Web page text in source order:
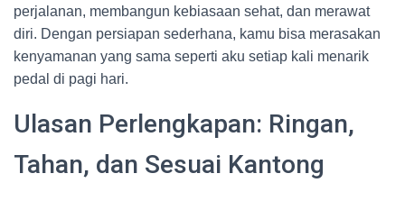
perjalanan, membangun kebiasaan sehat, dan merawat
diri. Dengan persiapan sederhana, kamu bisa merasakan
kenyamanan yang sama seperti aku setiap kali menarik
pedal di pagi hari.
Ulasan Perlengkapan: Ringan,
Tahan, dan Sesuai Kantong